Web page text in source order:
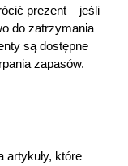
prezent – jeśli
do zatrzymania
są dostępne
zapasów.
artykuły, które